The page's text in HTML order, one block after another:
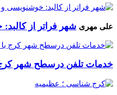
علی مهری شهر فراتر از
خدمات تلفن درسطح شهر کرج